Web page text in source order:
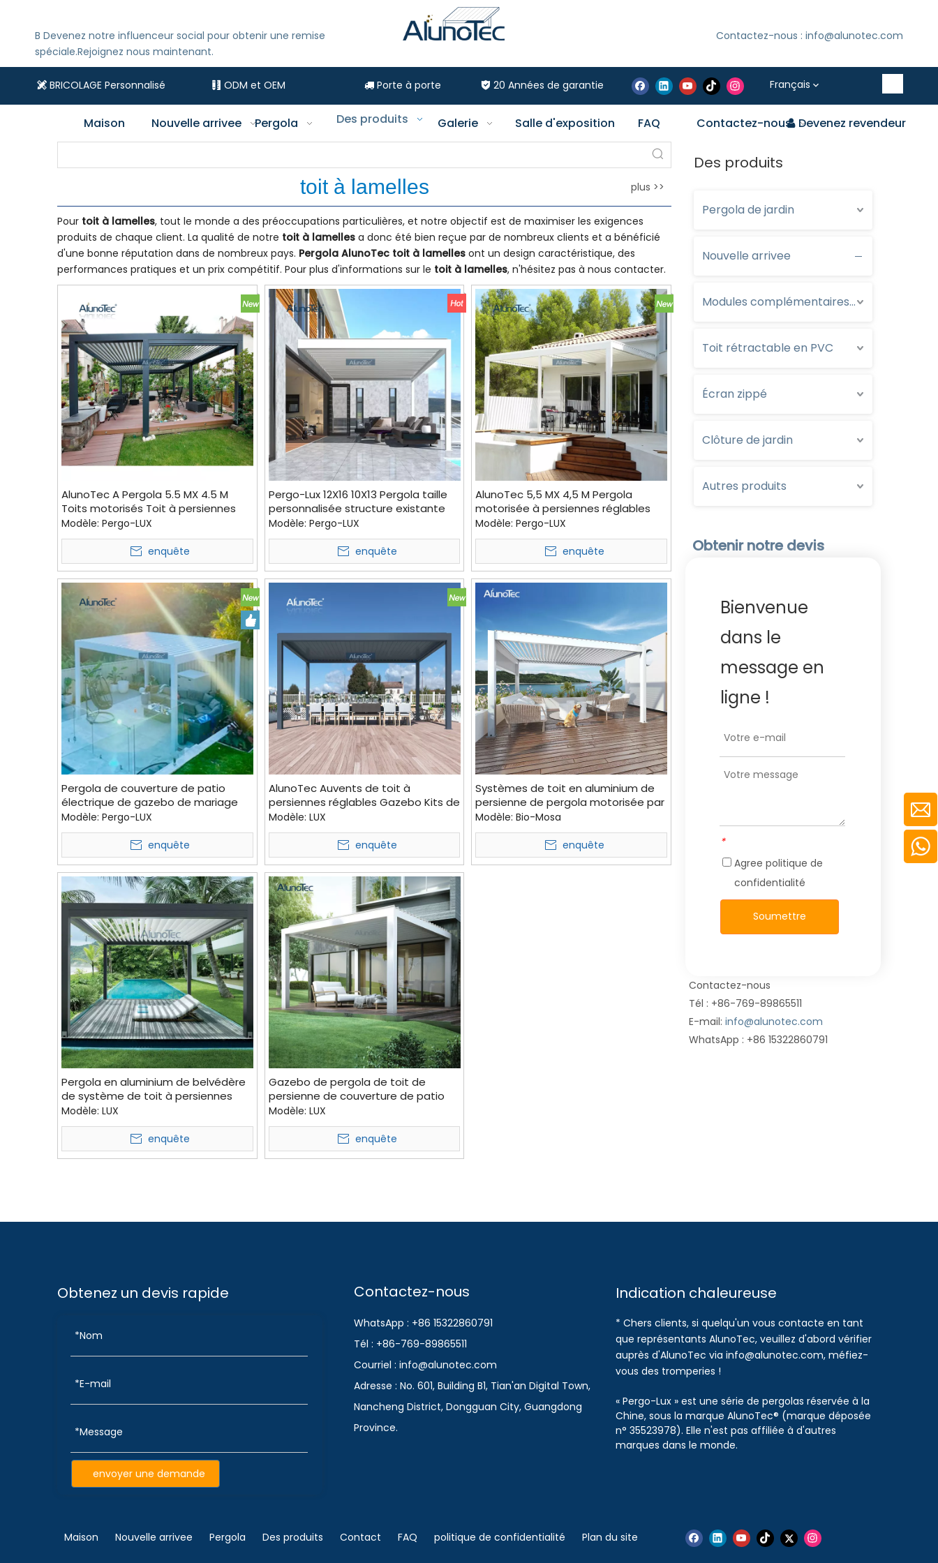
B Devenez notre influenceur social pour obtenir une remise
spéciale.Rejoignez nous maintenant.
Contactez-nous : info@alunotec.com
 BRICOLAGE Personnalisé  ODM et OEM Porte à porte  20 Années de garantie Français
Maison Nouvelle arrivee Pergola Des produits Galerie Salle d'exposition FAQ Contactez-nous Devenez revendeur
toit à lamelles plus >>
Pour toit à lamelles, tout le monde a des préoccupations particulières, et notre objectif est de maximiser les exigences
produits de chaque client. La qualité de notre toit à lamelles a donc été bien reçue par de nombreux clients et a bénéficié
d'une bonne réputation dans de nombreux pays. Pergola AlunoTec toit à lamelles ont un design caractéristique, des
performances pratiques et un prix compétitif. Pour plus d'informations sur le toit à lamelles, n'hésitez pas à nous contacter.
AlunoTec A Pergola 5.5 MX 4.5 M
Toits motorisés Toit à persiennes
motorisées pour devis
Modèle: Pergo-LUX
enquête
Pergo-Lux 12X16 10X13 Pergola taille
personnalisée structure existante
toit à persiennes avec fixation
Modèle: Pergo-LUX
enquête
AlunoTec 5,5 MX 4,5 M Pergola
motorisée à persiennes réglables
pour devis
Modèle: Pergo-LUX
enquête
Pergola de couverture de patio
électrique de gazebo de mariage
de luxe bioclimatique
Modèle: Pergo-LUX
enquête
AlunoTec Auvents de toit à
persiennes réglables Gazebo Kits de
pergola à persiennes motorisées
Coût Couverture de patio à
Modèle: LUX
enquête
Systèmes de toit en aluminium de
persienne de pergola motorisée par
belvédère imperméable extérieur
de jardin
Modèle: Bio-Mosa
enquête
Pergola en aluminium de belvédère
de système de toit à persiennes
automatique pour l'arrière-cour
Modèle: LUX
enquête
Gazebo de pergola de toit de
persienne de couverture de patio
en aluminium à distance
électronique
Modèle: LUX
enquête
Des produits
Pergola de jardin
Nouvelle arrivee
Modules complémentaires optionnels pour pergola
Toit rétractable en PVC
Écran zippé
Clôture de jardin
Autres produits
Obtenir notre devis
Bienvenue
dans le
message en
ligne !
*
Agree politique de
confidentialité
Soumettre
Contactez-nous
Tél : +86-769-89865511
E-mail: info@alunotec.com
WhatsApp : +86 15322860791
Obtenez un devis rapide
envoyer une demande
Contactez-nous
WhatsApp : +86 15322860791
Tél : +86-769-89865511
Courriel : info@alunotec.com
Adresse : No. 601, Building B1, Tian'an Digital Town,
Nancheng District, Dongguan City, Guangdong
Province.
Indication chaleureuse
* Chers clients, si quelqu'un vous contacte en tant
que représentants AlunoTec, veuillez d'abord vérifier
auprès d'AlunoTec via info@alunotec.com, méfiez-
vous des tromperies !
« Pergo-Lux » est une série de pergolas réservée à la
Chine, sous la marque AlunoTec® (marque déposée
n° 35523978). Elle n'est pas affiliée à d'autres
marques dans le monde.
Maison Nouvelle arrivee Pergola Des produits Contact FAQ politique de confidentialité Plan du site